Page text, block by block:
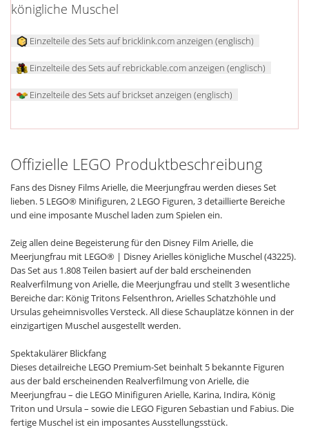
königliche Muschel
Einzelteile des Sets auf bricklink.com anzeigen (englisch)
Einzelteile des Sets auf rebrickable.com anzeigen (englisch)
Einzelteile des Sets auf brickset anzeigen (englisch)
Offizielle LEGO Produktbeschreibung
Fans des Disney Films Arielle, die Meerjungfrau werden dieses Set
lieben. 5 LEGO® Minifiguren, 2 LEGO Figuren, 3 detaillierte Bereiche
und eine imposante Muschel laden zum Spielen ein.
Zeig allen deine Begeisterung für den Disney Film Arielle, die
Meerjungfrau mit LEGO® | Disney Arielles königliche Muschel (43225).
Das Set aus 1.808 Teilen basiert auf der bald erscheinenden
Realverfilmung von Arielle, die Meerjungfrau und stellt 3 wesentliche
Bereiche dar: König Tritons Felsenthron, Arielles Schatzhöhle und
Ursulas geheimnisvolles Versteck. All diese Schauplätze können in der
einzigartigen Muschel ausgestellt werden.
Spektakulärer Blickfang
Dieses detailreiche LEGO Premium-Set beinhalt 5 bekannte Figuren
aus der bald erscheinenden Realverfilmung von Arielle, die
Meerjungfrau – die LEGO Minifiguren Arielle, Karina, Indira, König
Triton und Ursula – sowie die LEGO Figuren Sebastian und Fabius. Die
fertige Muschel ist ein imposantes Ausstellungsstück.